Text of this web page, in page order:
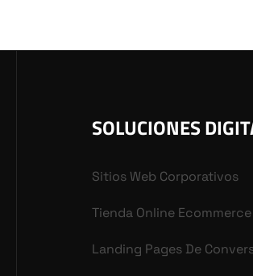
SOLUCIONES
Sitios Web Corporativos
Tienda Online Ecommerce
Landing Pages De